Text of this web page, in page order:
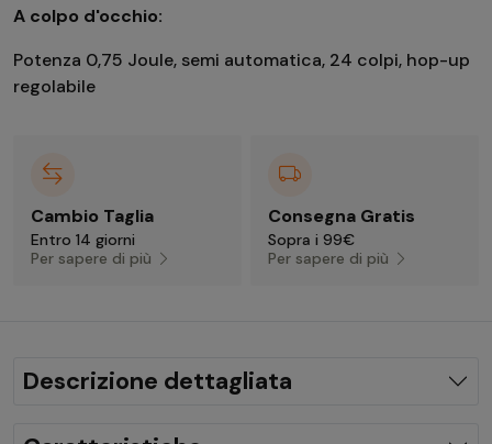
A colpo d'occhio:
Potenza 0,75 Joule, semi automatica, 24 colpi, hop-up
regolabile
Cambio Taglia
Entro 14 giorni
Per sapere di più
Consegna Gratis
Sopra i 99€
Per sapere di più
Descrizione dettagliata